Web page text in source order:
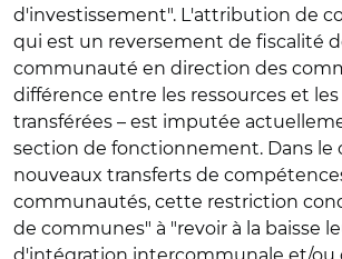
d'investissement". L'attribution de
qui est un reversement de fiscalité
communauté en direction des
différence entre les ressources et
transférées – est imputée
section de fonctionnement. Dans le
nouveaux transferts de
communautés, cette restriction
de communes" à "revoir à la baisse